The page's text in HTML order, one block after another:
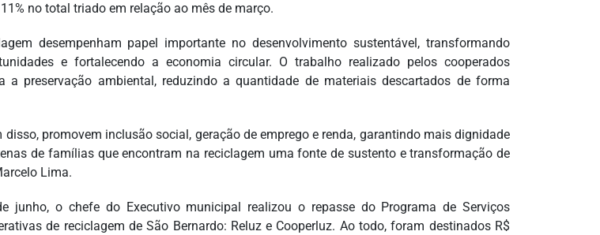
no total triado em relação ao mês de março.
desempenham papel importante no desenvolvimento sustentável, transformando
e fortalecendo a economia circular. O trabalho realizado pelos cooperados
a preservação ambiental, reduzindo a quantidade de materiais descartados de forma
disso, promovem inclusão social, geração de emprego e renda, garantindo mais dignidade
de famílias que encontram na reciclagem uma fonte de sustento e transformação de
Lima.
junho, o chefe do Executivo municipal realizou o repasse do Programa de Serviços
de reciclagem de São Bernardo: Reluz e Cooperluz. Ao todo, foram destinados R$